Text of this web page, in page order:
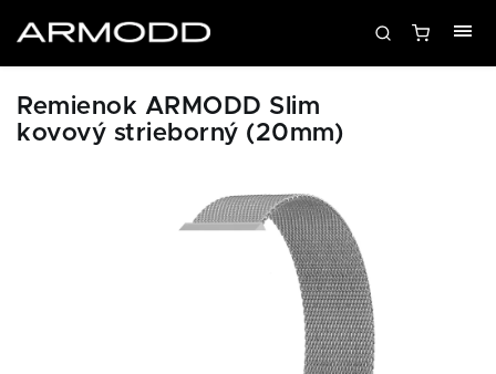
Remienok ARMODD Slim
kovový strieborný (20mm)